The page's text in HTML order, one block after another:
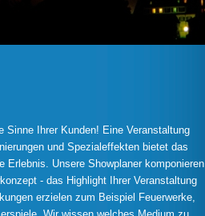
Sinne Ihrer Kunden! Eine Veranstaltung
und Spezialeffekten bietet das
Erlebnis. Unsere Showplaner komponieren
- das Highlight Ihrer Veranstaltung
erzielen zum Beispiel Feuerwerke,